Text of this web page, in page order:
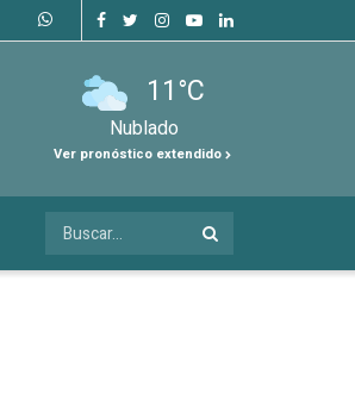
11°C
Nublado
Ver pronóstico extendido